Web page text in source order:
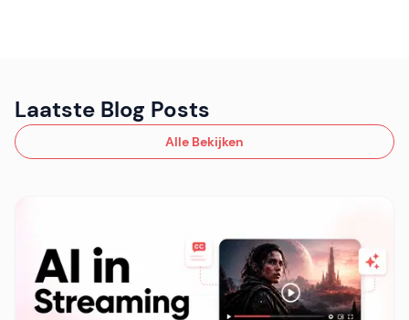
Laatste Blog Posts
Alle Bekijken